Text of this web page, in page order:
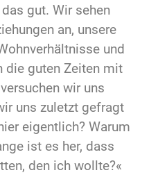
gut. Wir sehen
an, unsere
und
die guten Zeiten mit
wir uns
uns zuletzt gefragt
eigentlich? Warum
ist es her, dass
den ich wollte?«